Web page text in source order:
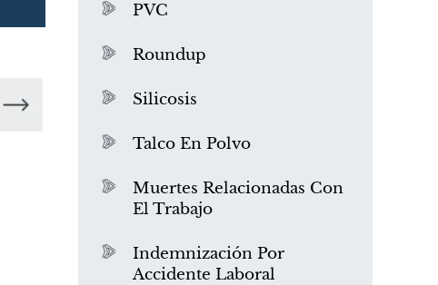
PVC
Roundup
Silicosis
Talco En Polvo
Muertes Relacionadas Con
El Trabajo
Indemnización Por
Accidente Laboral
¿Qué es el mesotelioma?